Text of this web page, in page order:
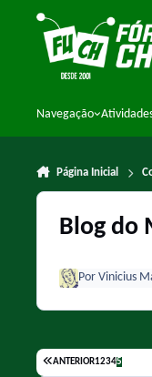
Ir para conteúdo
Navegação
Página Inicial
Blog do
Por Vinicius
ANTERIOR12345